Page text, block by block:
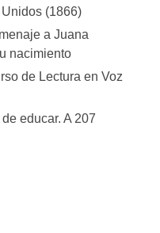
(1866)
a Juana
nacimiento
de Lectura en Voz
educar. A 207